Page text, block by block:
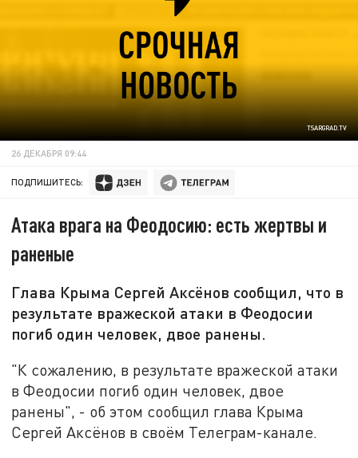
TSARGRAD.TV
26 ДЕКАБРЯ 09:44
ПОДПИШИТЕСЬ:
Атака врага на Феодосию: есть жертвы и
раненые
Глава Крыма Сергей Аксёнов сообщил, что в
результате вражеской атаки в Феодосии
погиб один человек, двое ранены.
"К сожалению, в результате вражеской атаки
в Феодосии погиб один человек, двое
ранены", - об этом сообщил глава Крыма
Сергей Аксёнов в своём Телеграм-канале.